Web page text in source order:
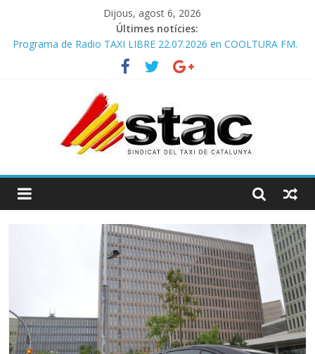
Dijous, agost 6, 2026
Últimes notícies:
Programa de Radio TAXI LIBRE 22.07.2026 en COOLTURA FM.
COMUNICADO CONJUNTO STAC – ATC
Avanzando hacia la movilidad del futuro: El AMB y el taxi.
Programa de Radio TAXI LIBRE 29.07.2026 en COOLTURA FM.
STAC/ATC SOLICITAN TAULA TÈCNICA PARA MEJORAR LA
OPERATIVA DE ENTRADA EN EL PUERTO DE BARCELONA.